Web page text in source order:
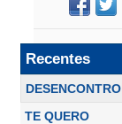
Recentes
DESENCONTRO
TE QUERO